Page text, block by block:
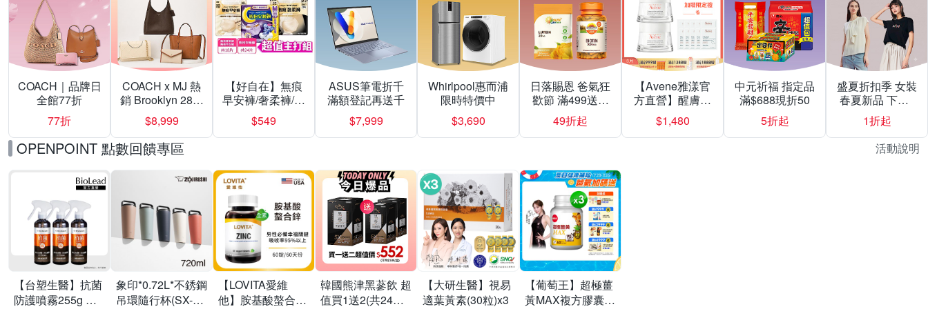
COACH｜品牌日
全館77折
77折
COACH x MJ 熱
銷 Brooklyn 28／
兩用／斜背包均
一價-多款可選
$8,999
【好自在】無痕
早安褲/奢柔褲/熊
抱安睡褲 超值組
任選一組 -生理
褲/衛生棉褲(無痕
24片)
$549
ASUS筆電折千
滿額登記再送千
$7,999
Whirlpool惠而浦
限時特價中
$3,690
日落賜恩 爸氣狂
歡節 滿499送緩
釋型C
49折起
【Avene雅漾官
方直營】醒膚緊
實彈力霜50mlX2
入組
$1,480
中元祈福 指定品
滿$688現折50
5折起
盛夏折扣季 女裝
春夏新品 下殺1
折起
1折起
OPENPOINT 點數回饋專區 活動說明
【台塑生醫】抗菌
防護噴霧255g 三
象印*0.72L*不銹鋼
吊環隨行杯(SX-
【LOVITA愛維
他】胺基酸螯合鋅
韓國熊津黑蔘飲 超
值買1送2(共24入
【大研生醫】視易
適葉黃素(30粒)x3
【葡萄王】超極薑
黃MAX複方膠囊